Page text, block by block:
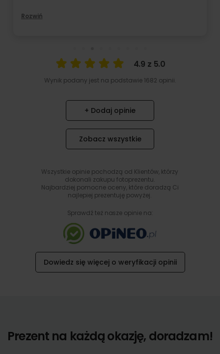
Rozwiń
4.9 z 5.0
Wynik podany jest na podstawie 1682 opinii.
+ Dodaj opinie
Zobacz wszystkie
Wszystkie opinie pochodzą od Klientów, którzy
dokonali zakupu fotoprezentu.
Najbardziej pomocne oceny, które doradzą Ci
najlepiej prezentuję powyżej.
Sprawdź też nasze opinie na:
Dowiedz się więcej o weryfikacji opinii
Prezent na każdą okazję, doradzam!